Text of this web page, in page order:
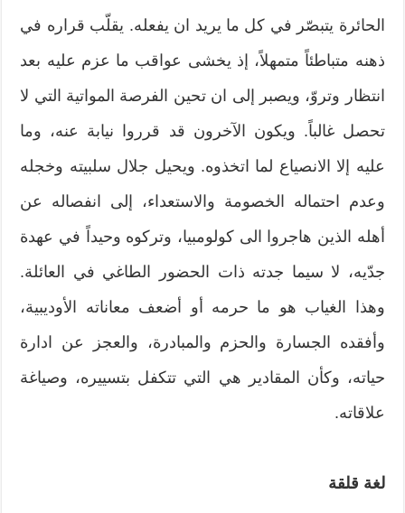
الحائرة يتبصّر في كل ما يريد ان يفعله. يقلّب قراره في
ذهنه متباطئاً متمهلاً، إذ يخشى عواقب ما عزم عليه بعد
انتظار وتروّ، ويصبر إلى ان تحين الفرصة المواتية التي لا
تحصل غالباً. ويكون الآخرون قد قرروا نيابة عنه، وما
عليه إلا الانصياع لما اتخذوه. ويحيل جلال سلبيته وخجله
وعدم احتماله الخصومة والاستعداء، إلى انفصاله عن
أهله الذين هاجروا الى كولومبيا، وتركوه وحيداً في عهدة
جدّيه، لا سيما جدته ذات الحضور الطاغي في العائلة.
وهذا الغياب هو ما حرمه أو أضعف معاناته الأوديبية،
وأفقده الجسارة والحزم والمبادرة، والعجز عن ادارة
حياته، وكأن المقادير هي التي تتكفل بتسييره، وصياغة
علاقاته.
لغة قلقة